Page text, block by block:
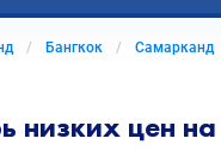
Бангкок Самарканд
низких цен на